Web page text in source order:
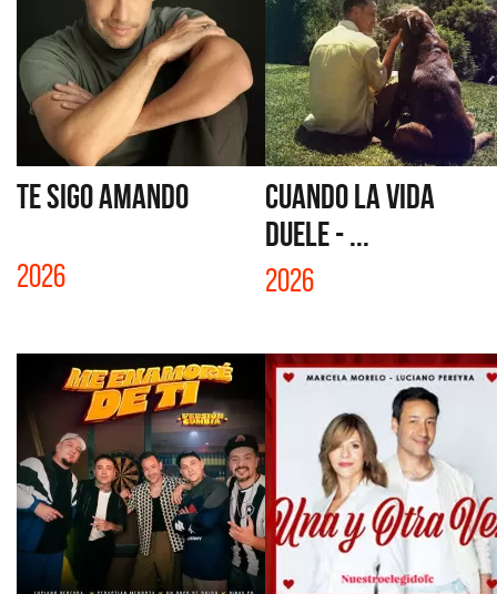
TE SIGO AMANDO
2026
CUANDO LA VIDA
DUELE - ...
2026